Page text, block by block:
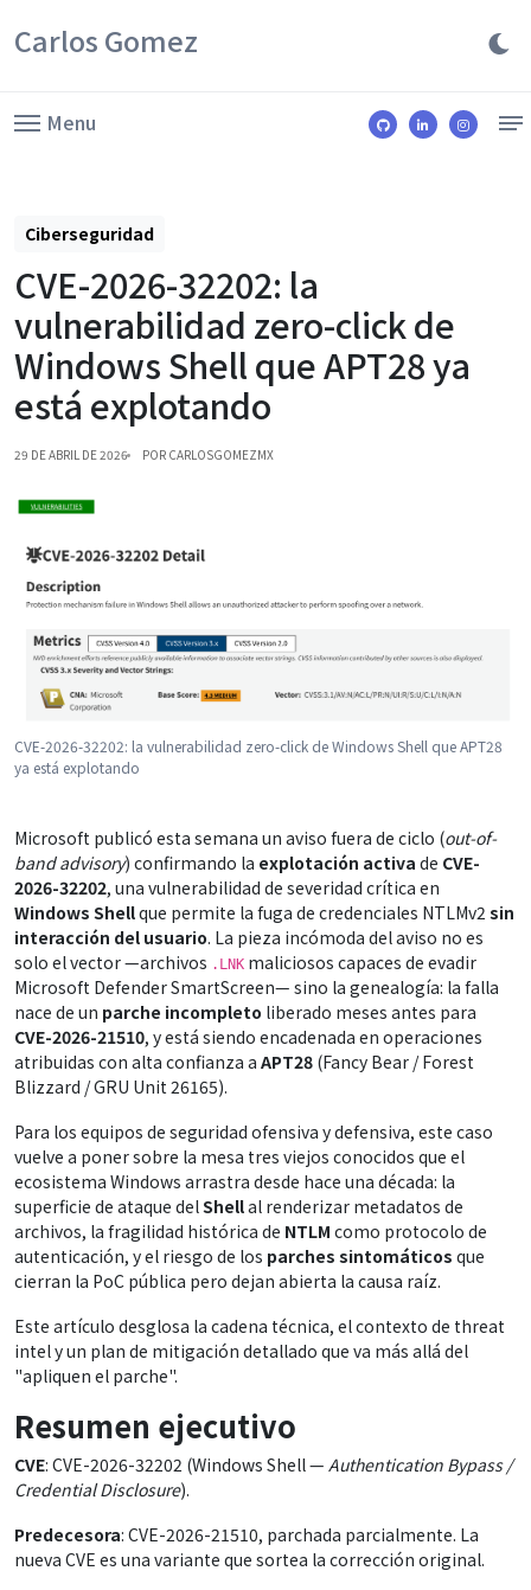
Carlos Gomez
Menu
Ciberseguridad
CVE-2026-32202: la
vulnerabilidad zero-click de
Windows Shell que APT28 ya
está explotando
29 DE ABRIL DE 2026 POR CARLOSGOMEZMX
CVE-2026-32202: la vulnerabilidad zero-click de Windows Shell que APT28
ya está explotando
Microsoft publicó esta semana un aviso fuera de ciclo (out-of-
band advisory) confirmando la explotación activa de CVE-
2026-32202, una vulnerabilidad de severidad crítica en
Windows Shellque permite la fuga de credenciales NTLMv2 sin
interacción del usuario. La pieza incómoda del aviso no es
solo el vector —archivos .LNK maliciosos capaces de evadir
Microsoft Defender SmartScreen— sino la genealogía: la falla
nace de un parche incompleto liberado meses antes para
CVE-2026-21510, y está siendo encadenada en operaciones
atribuidas con alta confianza a APT28 (Fancy Bear / Forest
Blizzard / GRU Unit 26165).
Para los equipos de seguridad ofensiva y defensiva, este caso
vuelve a poner sobre la mesa tres viejos conocidos que el
ecosistema Windows arrastra desde hace una década: la
superficie de ataque delShellal renderizar metadatos de
archivos, la fragilidad histórica de NTLM como protocolo de
autenticación, y el riesgo de los parches sintomáticos que
cierran la PoC pública pero dejan abierta la causa raíz.
Este artículo desglosa la cadena técnica, el contexto de threat
intel y un plan de mitigación detallado que va más allá del
"apliquen el parche".
Resumen ejecutivo
CVE: CVE-2026-32202 (Windows Shell — Authentication Bypass /
Credential Disclosure).
Predecesora: CVE-2026-21510, parchada parcialmente. La
nueva CVE es una variante que sortea la corrección original.